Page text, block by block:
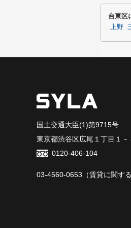
台東区
上野
国土交通大臣(1)第9715号
東京都渋谷区広尾１丁目１
0120-406-104
03-4560-0653 （賃貸に関す